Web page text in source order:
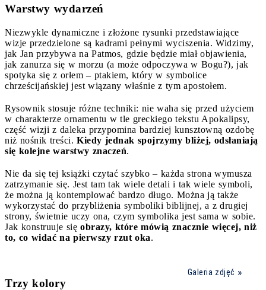
Warstwy wydarzeń
Niezwykle dynamiczne i złożone rysunki przedstawiające
wizje przedzielone są kadrami pełnymi wyciszenia. Widzimy,
jak Jan przybywa na Patmos, gdzie będzie miał objawienia,
jak zanurza się w morzu (a może odpoczywa w Bogu?), jak
spotyka się z orłem – ptakiem, który w symbolice
chrześcijańskiej jest wiązany właśnie z tym apostołem.
Rysownik stosuje różne techniki: nie waha się przed użyciem
w charakterze ornamentu w tle greckiego tekstu Apokalipsy,
część wizji z daleka przypomina bardziej kunsztowną ozdobę
niż nośnik treści. Kiedy jednak spojrzymy bliżej, odsłaniają
się kolejne warstwy znaczeń.
Nie da się tej książki czytać szybko – każda strona wymusza
zatrzymanie się. Jest tam tak wiele detali i tak wiele symboli,
że można ją kontemplować bardzo długo. Można ją także
wykorzystać do przybliżenia symboliki biblijnej, a z drugiej
strony, świetnie uczy ona, czym symbolika jest sama w sobie.
Jak konstruuje się obrazy, które mówią znacznie więcej, niż
to, co widać na pierwszy rzut oka.
Galeria zdjęć
Trzy kolory